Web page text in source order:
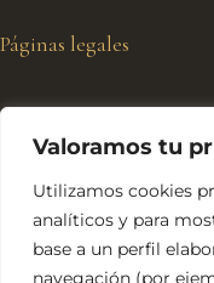
Valoramos tu
Utilizamos cookies
analíticos y para
base a un perfil
navegación (por
Páginas legales
Financiado por